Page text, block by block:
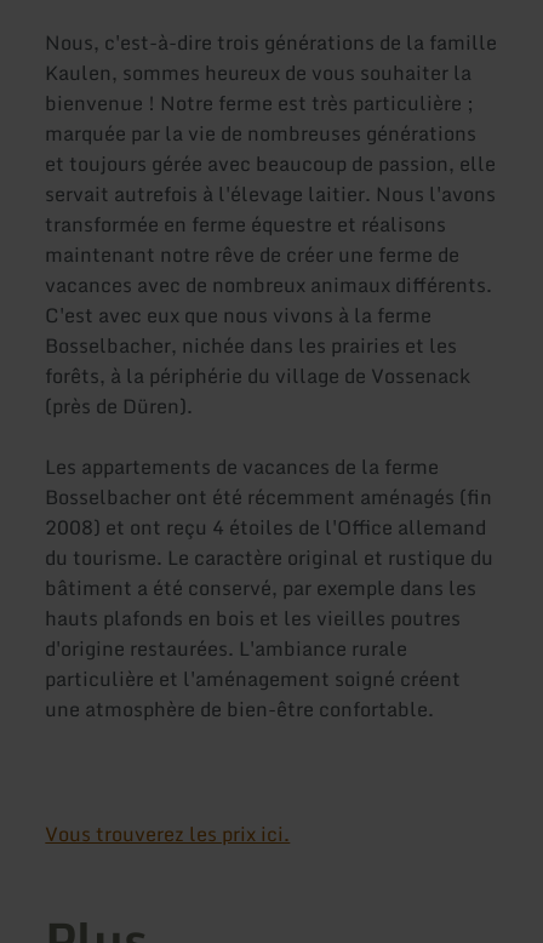
Nous, c'est-à-dire trois générations de la famille
Kaulen, sommes heureux de vous souhaiter la
bienvenue ! Notre ferme est très particulière ;
marquée par la vie de nombreuses générations
et toujours gérée avec beaucoup de passion, elle
servait autrefois à l'élevage laitier. Nous l'avons
transformée en ferme équestre et réalisons
maintenant notre rêve de créer une ferme de
vacances avec de nombreux animaux différents.
C'est avec eux que nous vivons à la ferme
Bosselbacher, nichée dans les prairies et les
forêts, à la périphérie du village de Vossenack
(près de Düren).
Les appartements de vacances de la ferme
Bosselbacher ont été récemment aménagés (fin
2008) et ont reçu 4 étoiles de l'Office allemand
du tourisme. Le caractère original et rustique du
bâtiment a été conservé, par exemple dans les
hauts plafonds en bois et les vieilles poutres
d'origine restaurées. L'ambiance rurale
particulière et l'aménagement soigné créent
une atmosphère de bien-être confortable.
Vous trouverez les prix ici.